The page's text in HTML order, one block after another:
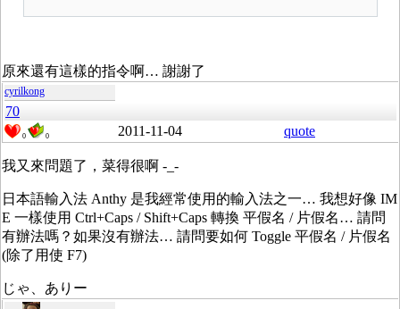
原來還有這樣的指令啊… 謝謝了
cyrilkong
70
0 0 2011-11-04 quote
我又來問題了，菜得很啊 -_-
日本語輸入法 Anthy 是我經常使用的輸入法之一… 我想好像 IM
E 一樣使用 Ctrl+Caps / Shift+Caps 轉換 平假名 / 片假名… 請問
有辦法嗎？如果沒有辦法… 請問要如何 Toggle 平假名 / 片假名
(除了用使 F7)
じゃ、ありー